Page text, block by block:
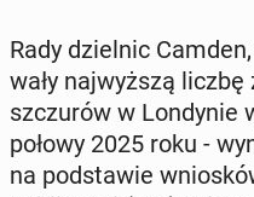
Rady dziel­nic
wa­ły naj­wyż­szą
szczu­rów w Lon­dy­nie
połowy 2025 roku -
na pod­sta­wie